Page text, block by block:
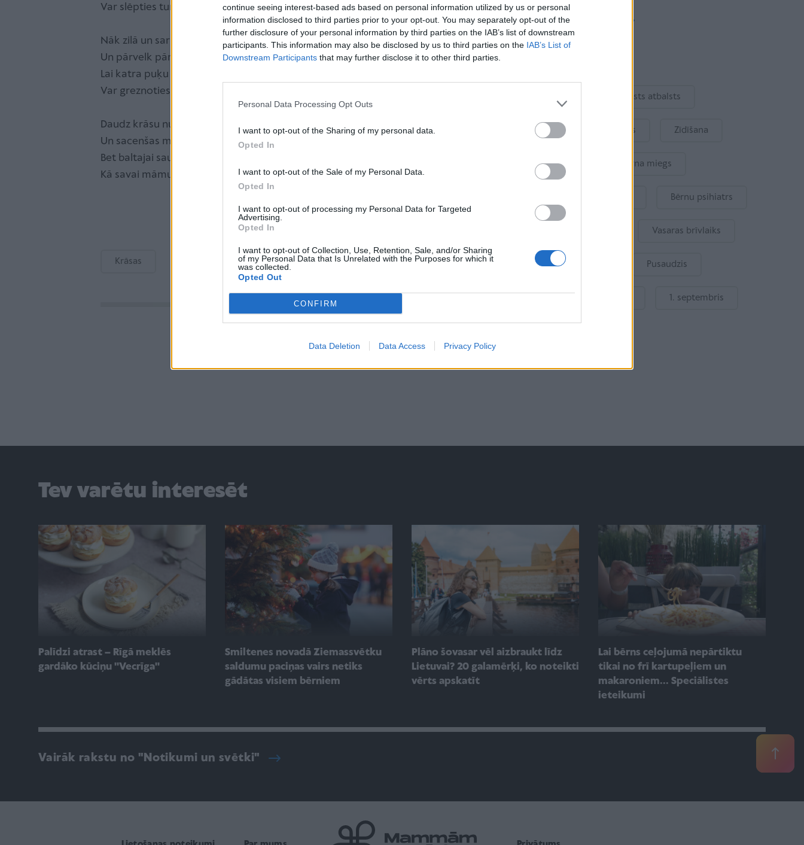
continue seeing interest-based ads based on personal information utilized by us or personal
information disclosed to third parties prior to your opt-out. You may separately opt-out of the
further disclosure of your personal information by third parties on the IAB’s list of downstream
participants. This information may also be disclosed by us to third parties on the IAB’s List of
Downstream Participants that may further disclose it to other third parties.
Personal Data Processing Opt Outs
I want to opt-out of the Sharing of my personal data.
Opted In
I want to opt-out of the Sale of my Personal Data.
Opted In
I want to opt-out of processing my Personal Data for Targeted
Advertising.
Opted In
I want to opt-out of Collection, Use, Retention, Sale, and/or Sharing
of my Personal Data that Is Unrelated with the Purposes for which it
was collected.
Opted Out
CONFIRM
Data Deletion Data Access Privacy Policy
Var slēpties tur draiskulībās.
Nāk zilā un sarkanā arī
Un pārvelk pāri ar otām,
Lai katra puķu princese
Var greznoties savām rotām.
Daudz krāsu nu sarit vienviet
Un sacenšas mirdzēšanā,
Bet baltajai saulei visas
Kā savai māmuļai klanās.
Krāsas
Vairāk rakstu
Valsts atbalsts
Kur šodien atpūsties Zīdīšana
Drošība Bērna miegs
Bērnu psihiatrs
Vasaras brīvlaiks
Bērnu drošība Pusaudzis
1. septembris
Tev varētu interesēt
Palīdzi atrast – Rīgā meklēs
gardāko kūciņu ''Vecrīga''
Smiltenes novadā Ziemassvētku
saldumu paciņas vairs netiks
gādātas visiem bērniem
Plāno šovasar vēl aizbraukt līdz
Lietuvai? 20 galamērķi, ko noteikti
vērts apskatīt
Lai bērns ceļojumā nepārtiktu
tikai no frī kartupeļiem un
makaroniem... Speciālistes
ieteikumi
Vairāk rakstu no "Notikumi un svētki"